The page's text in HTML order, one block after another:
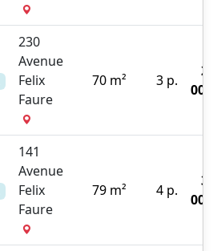
230
Avenue
Felix
Faure
70 m² 3 p.
141
Avenue
Felix
Faure
79 m² 4 p.